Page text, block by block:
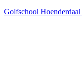
Golfschool Hoenderdaal